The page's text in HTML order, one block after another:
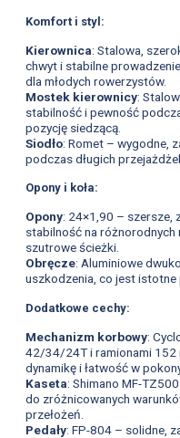
Komfort i styl:
Kierownica: Stalowa,
chwyt i stabilne
dla młodych rowerzystów.
Mostek kierownicy:
stabilność i pewność
pozycję siedzącą.
Siodło: Romet – wygodne,
podczas długich
Opony i koła:
Opony: 24×1,90 – szersze,
stabilność na różnorodnych
szutrowe ścieżki.
Obręcze: Aluminiowe
uszkodzenia, co jest istotne
Dodatkowe cechy:
Mechanizm korbowy:
42/34/24T i ramionami 152
dynamikę i łatwość w
Kaseta: Shimano MF-
do zróżnicowanych
przełożeń.
Pedały: FP-804 – solidne,